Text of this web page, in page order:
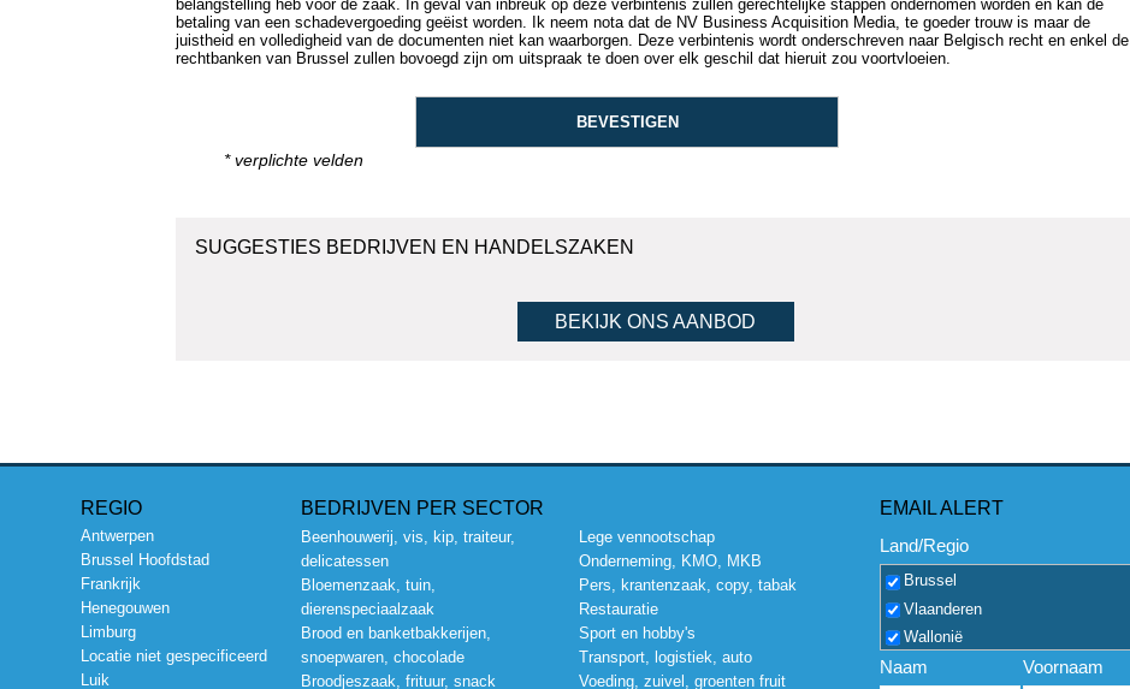
belangstelling heb voor de zaak. In geval van inbreuk op deze verbintenis zullen gerechtelijke stappen ondernomen worden en kan de
betaling van een schadevergoeding geëist worden. Ik neem nota dat de NV Business Acquisition Media, te goeder trouw is maar de
juistheid en volledigheid van de documenten niet kan waarborgen. Deze verbintenis wordt onderschreven naar Belgisch recht en enkel de
rechtbanken van Brussel zullen bovoegd zijn om uitspraak te doen over elk geschil dat hieruit zou voortvloeien.
* verplichte velden
SUGGESTIES BEDRIJVEN EN HANDELSZAKEN
BEKIJK ONS AANBOD
REGIO
Antwerpen
Brussel Hoofdstad
Frankrijk
Henegouwen
Limburg
Locatie niet gespecificeerd
Luik
BEDRIJVEN PER SECTOR
Beenhouwerij, vis, kip, traiteur,
delicatessen
Bloemenzaak, tuin,
dierenspeciaalzaak
Brood en banketbakkerijen,
snoepwaren, chocolade
Broodjeszaak, frituur, snack
Lege vennootschap
Onderneming, KMO, MKB
Pers, krantenzaak, copy, tabak
Restauratie
Sport en hobby's
Transport, logistiek, auto
Voeding, zuivel, groenten fruit
EMAIL ALERT
Land/Regio
Brussel
Vlaanderen
Wallonië
Naam Voornaam